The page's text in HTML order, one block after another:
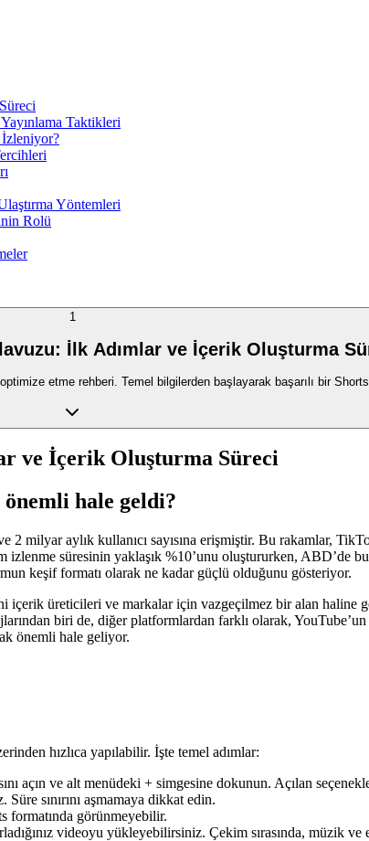
Taktikleri
İzleniyor?
Yöntemleri
Rolü
1
İlk Adımlar ve İçerik Oluşturma
etme rehberi. Temel bilgilerden başlayarak başarılı bir Shorts
ve İçerik Oluşturma Süreci
hale geldi?
milyar aylık kullanıcı sayısına erişmiştir. Bu rakamlar,
izlenme süresinin yaklaşık %10’unu oluştururken, ABD’de
keşif formatı olarak ne kadar güçlü olduğunu gösteriyor.
üreticileri ve markalar için vazgeçilmez bir alan haline
biri de, diğer platformlardan farklı olarak,
önemli hale geliyor.
hızlıca yapılabilir. İşte temel adımlar:
açın ve alt menüdeki + simgesine dokunun. Açılan
sınırını aşmamaya dikkat edin.
formatında görünmeyebilir.
videoyu yükleyebilirsiniz. Çekim sırasında, müzik